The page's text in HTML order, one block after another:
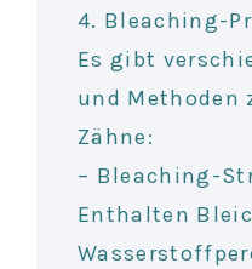
4. Bleaching-
Es gibt
und Methoden
Zähne:
– Bleaching-
Enthalten